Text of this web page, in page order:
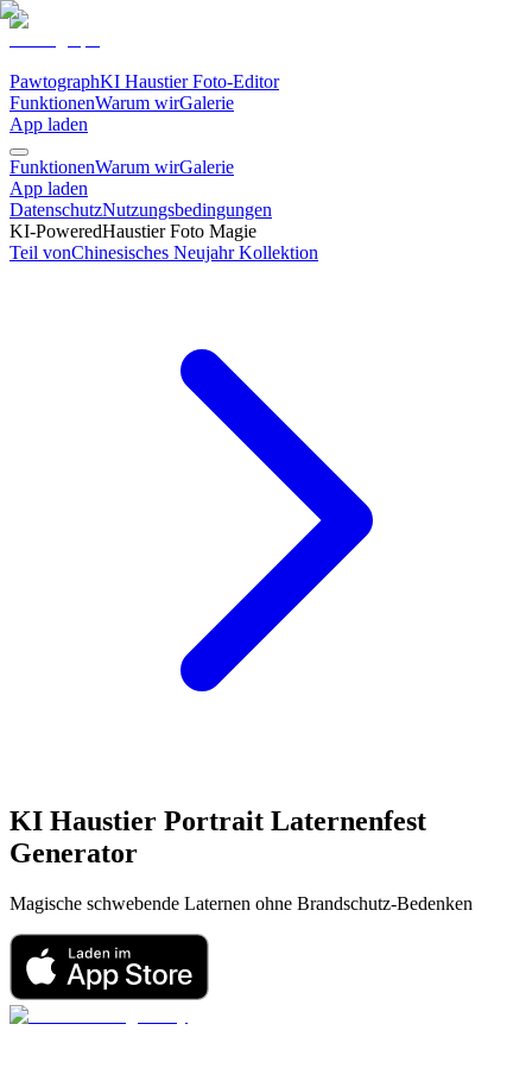
PawtographKI Haustier Foto-Editor
FunktionenWarum wirGalerie
App laden
FunktionenWarum wirGalerie
App laden
DatenschutzNutzungsbedingungen
KI-PoweredHaustier Foto Magie
Teil vonChinesisches NeujahrKollektion
KI Haustier Portrait Laternenfest
Generator
Magische schwebende Laternen ohne Brandschutz-Bedenken